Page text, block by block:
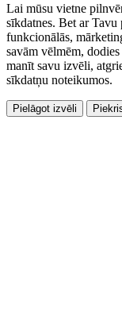
Lai mūsu vietne
sīkdatnes. Bet ar
funkcionālās,
savām vēlmēm,
manīt savu izvēli,
sīkdatņu noteikumos.
Pielāgot izvēli